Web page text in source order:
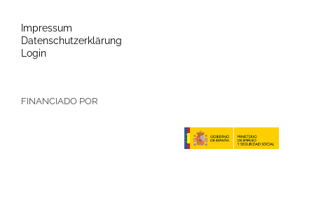
Impressum
Datenschutzerklärung
Login
FINANCIADO POR